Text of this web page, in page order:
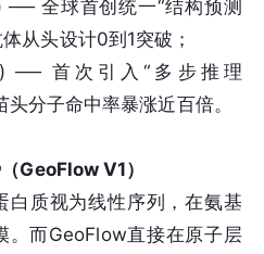
全球首创统一“结构预测
从头设计0到1突破；
── 首次引入“多步推理
头分子命中率暴涨近百倍。
GeoFlow V1）
白质视为线性序列，在氨基
。而GeoFlow直接在原子层